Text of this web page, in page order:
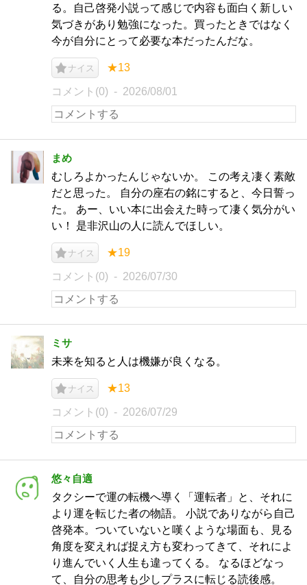
る。自己啓発小説って感じで内容も面白く新しい
気づきがあり勉強になった。買ったときではなく
今が自分にとって必要な本だったんだな。
ナイス ★13
コメント(0) 2026/08/01
まめ
むしろよかったんじゃないか。 この考え凄く素敵
だと思った。 自分の座右の銘にすると、今日誓っ
た。 あー、いい本に出会えた時って凄く気分がい
い！ 是非沢山の人に読んでほしい。
ナイス ★19
コメント(0) 2026/07/30
ミサ
未来を知ると人は機嫌が良くなる。
ナイス ★13
コメント(0) 2026/07/29
悠々自適
タクシーで運の転機へ導く「運転者」と、それに
より運を転じた者の物語。 小説でありながら自己
啓発本。ついていないと嘆くような場面も、見る
角度を変えれば捉え方も変わってきて、それによ
り進んでいく人生も違ってくる。 なるほどなっ
て、自分の思考も少しプラスに転じる読後感。